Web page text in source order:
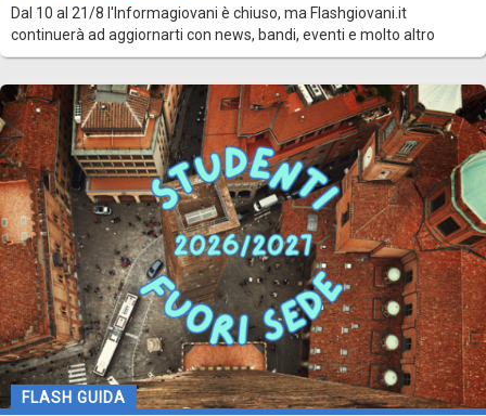
Dal 10 al 21/8 l'Informagiovani è chiuso, ma Flashgiovani.it
continuerà ad aggiornarti con news, bandi, eventi e molto altro
FLASH GUIDA